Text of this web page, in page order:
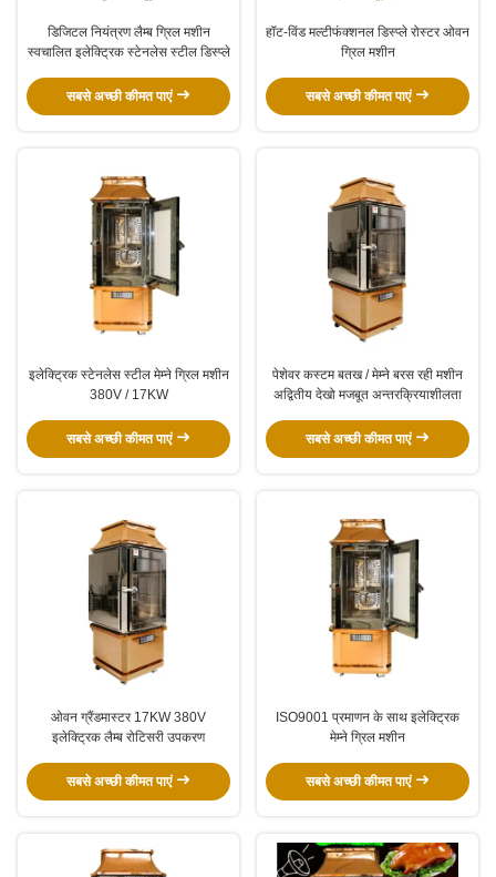
डिजिटल नियंत्रण लैम्ब ग्रिल मशीन
स्वचालित इलेक्ट्रिक स्टेनलेस स्टील डिस्प्ले
सबसे अच्छी कीमत पाएं
हॉट-विंड मल्टीफंक्शनल डिस्प्ले रोस्टर ओवन
ग्रिल मशीन
सबसे अच्छी कीमत पाएं
इलेक्ट्रिक स्टेनलेस स्टील मेम्ने ग्रिल मशीन
380V / 17KW
सबसे अच्छी कीमत पाएं
पेशेवर कस्टम बतख / मेम्ने बरस रही मशीन
अद्वितीय देखो मजबूत अन्तरक्रियाशीलता
सबसे अच्छी कीमत पाएं
ओवन ग्रैंडमास्टर 17KW 380V
इलेक्ट्रिक लैम्ब रोटिसरी उपकरण
सबसे अच्छी कीमत पाएं
ISO9001 प्रमाणन के साथ इलेक्ट्रिक
मेम्ने ग्रिल मशीन
सबसे अच्छी कीमत पाएं